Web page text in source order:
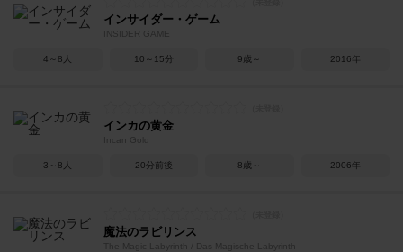
インサイダー・ゲーム
INSIDER GAME
4～8人 10～15分 9歳～ 2016年
インカの黄金
Incan Gold
3～8人 20分前後 8歳～ 2006年
魔法のラビリンス
The Magic Labyrinth / Das Magische Labyrinth